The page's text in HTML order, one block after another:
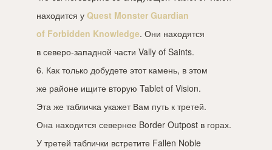
находится у Quest Monster Guardian
of Forbidden Knowledge. Они находятся
в северо-западной части Vally of Saints.
6. Как только добудете этот камень, в этом
же районе ищите вторую Tablet of Vision.
Эта же табличка укажет Вам путь к третей.
Она находится севернее Border Outpost в горах.
У третей таблички встретите Fallen Noble